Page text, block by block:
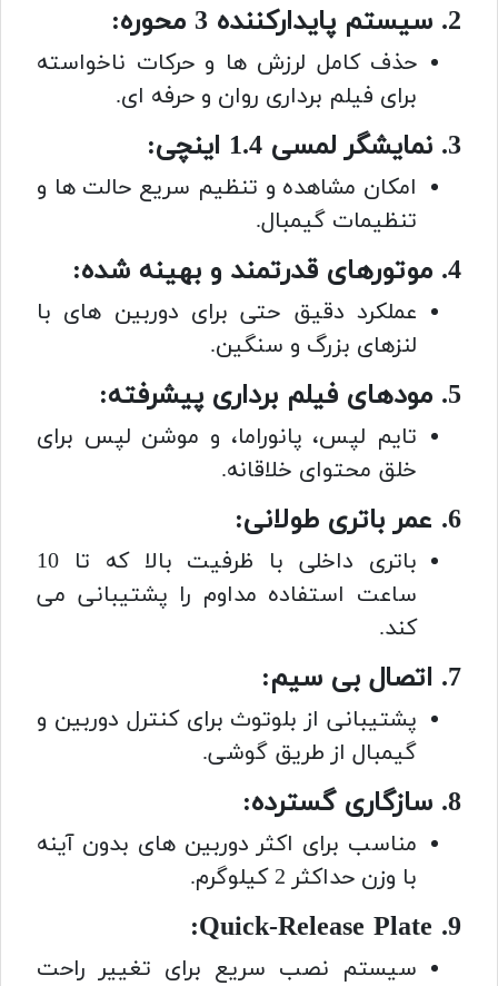
2. سیستم پایدارکننده 3 محوره:
حذف کامل لرزش ها و حرکات ناخواسته
برای فیلم برداری روان و حرفه ای.
3. نمایشگر لمسی 1.4 اینچی:
امکان مشاهده و تنظیم سریع حالت ها و
تنظیمات گیمبال.
4. موتورهای قدرتمند و بهینه شده:
عملکرد دقیق حتی برای دوربین های با
لنزهای بزرگ و سنگین.
5. مودهای فیلم برداری پیشرفته:
تایم لپس، پانوراما، و موشن لپس برای
خلق محتوای خلاقانه.
6. عمر باتری طولانی:
باتری داخلی با ظرفیت بالا که تا 10
ساعت استفاده مداوم را پشتیبانی می
کند.
7. اتصال بی سیم:
پشتیبانی از بلوتوث برای کنترل دوربین و
گیمبال از طریق گوشی.
8. سازگاری گسترده:
مناسب برای اکثر دوربین های بدون آینه
با وزن حداکثر 2 کیلوگرم.
9. Quick-Release Plate:
سیستم نصب سریع برای تغییر راحت